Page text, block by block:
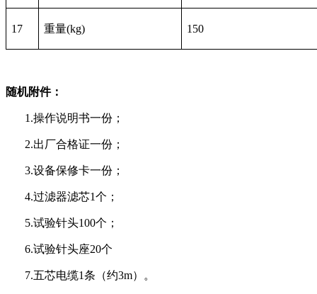
17 重量(kg) 150
随机附件：
1.操作说明书一份；
2.出厂合格证一份；
3.设备保修卡一份；
4.过滤器滤芯1个；
5.试验针头100个；
6.试验针头座20个
7.五芯电缆1条（约3m）。